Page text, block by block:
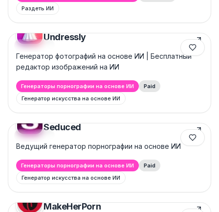
Раздеть ИИ
Featured
Undressly
Генератор фотографий на основе ИИ | Бесплатный
редактор изображений на ИИ
Генераторы порнографии на основе ИИ
Paid
Генератор искусства на основе ИИ
Featured
Seduced
Ведущий генератор порнографии на основе ИИ
Генераторы порнографии на основе ИИ
Paid
Генератор искусства на основе ИИ
MakeHerPorn